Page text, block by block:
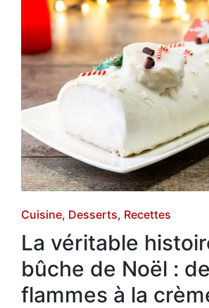
Posted
in
Cuisine Desserts Recettes
La véritable
bûche de Noël :
flammes à la